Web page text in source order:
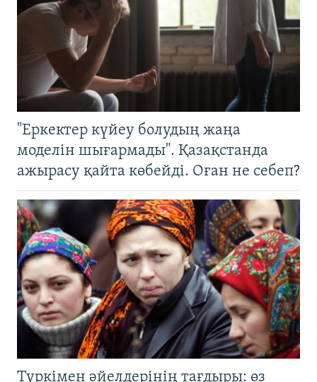
"Еркектер күйеу болудың жаңа
моделін шығармады". Қазақстанда
ажырасу қайта көбейді. Оған не себеп?
Түркімен әйелдерінің тағдыры: өз